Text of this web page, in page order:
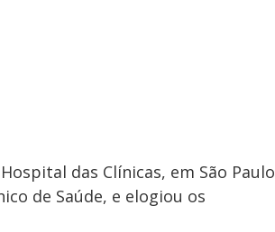
das Clínicas, em São Paulo
de Saúde, e elogiou os